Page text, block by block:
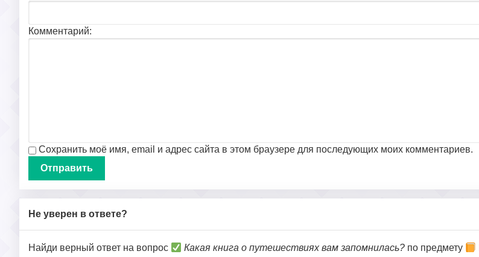
Комментарий:
Сохранить моё имя, email и адрес сайта в этом браузере для последующих моих комментариев.
Не уверен в ответе?
Найди верный ответ на вопрос Какая книга о путешествиях вам запомнилась? по предмету